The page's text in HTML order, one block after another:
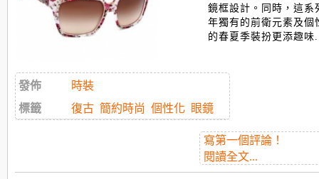
鏡框設計。同時，這系
年獨有的前衛元素及個
的春夏季裝扮更添趣
發佈
時裝
標籤
復古 簡約時尚 個性化 眼鏡
寫第一個評論！
閱讀全文...